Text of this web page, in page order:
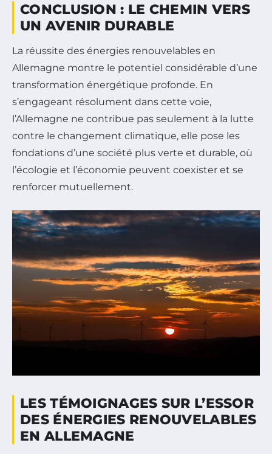
CONCLUSION : LE CHEMIN VERS
UN AVENIR DURABLE
La réussite des énergies renouvelables en
Allemagne montre le potentiel considérable d’une
transformation énergétique profonde. En
s’engageant résolument dans cette voie,
l’Allemagne ne contribue pas seulement à la lutte
contre le changement climatique, elle pose les
fondations d’une société plus verte et durable, où
l’écologie et l’économie peuvent coexister et se
renforcer mutuellement.
LES TÉMOIGNAGES SUR L’ESSOR
DES ÉNERGIES RENOUVELABLES
EN ALLEMAGNE